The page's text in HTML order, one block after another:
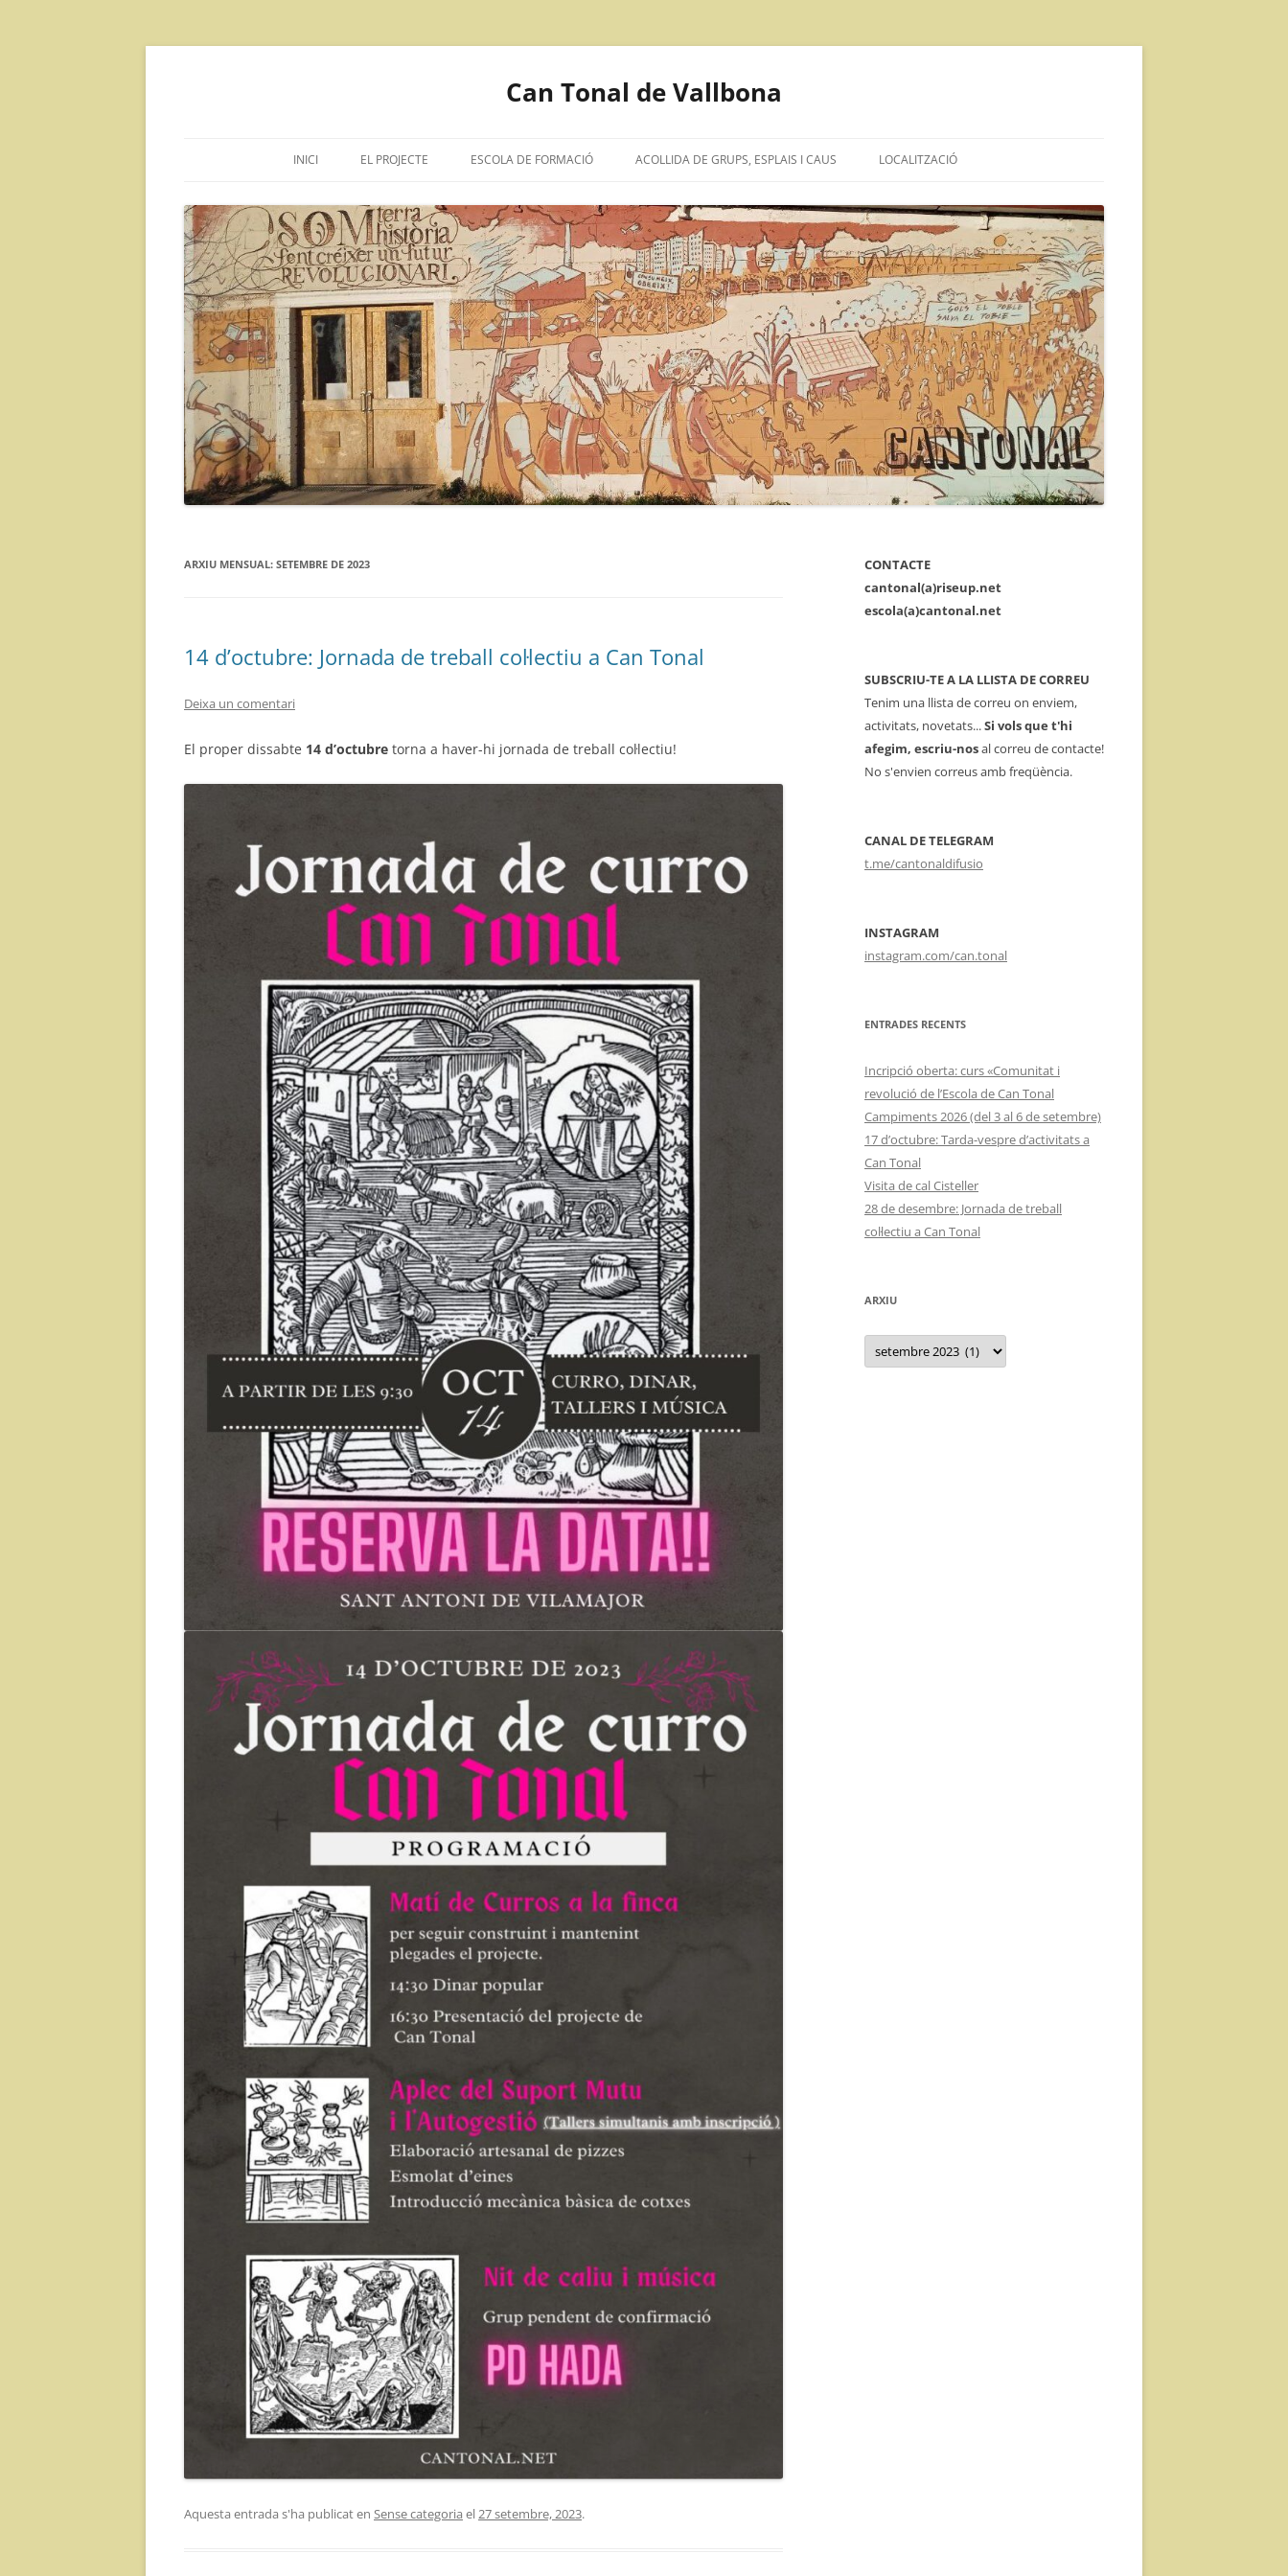
Vés
Can Tonal de Vallbona
INICI EL PROJECTE
INFORMACIÓN EN CASTELLANO
ESCOLA DE FORMACIÓ ACOLLIDA DE GRUPS, ESPLAIS I CAUS LOCALITZACIÓ
ARXIU MENSUAL: SETEMBRE DE 2023
14 d’octubre: Jornada de treball col·lectiu a Can Tonal
Deixa un comentari
El proper dissabte 14 d’octubre torna a haver-hi jornada de treball col·lectiu!
Aquesta entrada s'ha publicat en Sense categoria el27 setembre, 2023.
CONTACTE
cantonal(a)riseup.net
escola(a)cantonal.net
SUBSCRIU-TE A LA LLISTA DE CORREU
Tenim una llista de correu on enviem,
activitats, novetats...Si vols que t'hi
afegim, escriu-nosal correu de contacte!
No s'envien correus amb freqüència.
CANAL DE TELEGRAM
t.me/cantonaldifusio
INSTAGRAM
instagram.com/can.tonal
ENTRADES RECENTS
Incripció oberta: curs «Comunitat i
revolució de l’Escola de Can Tonal
Campiments 2026 (del 3 al 6 de setembre)
17 d’octubre: Tarda-vespre d’activitats a
Can Tonal
Visita de cal Cisteller
28 de desembre: Jornada de treball
col·lectiu a Can Tonal
ARXIU
Arxiu